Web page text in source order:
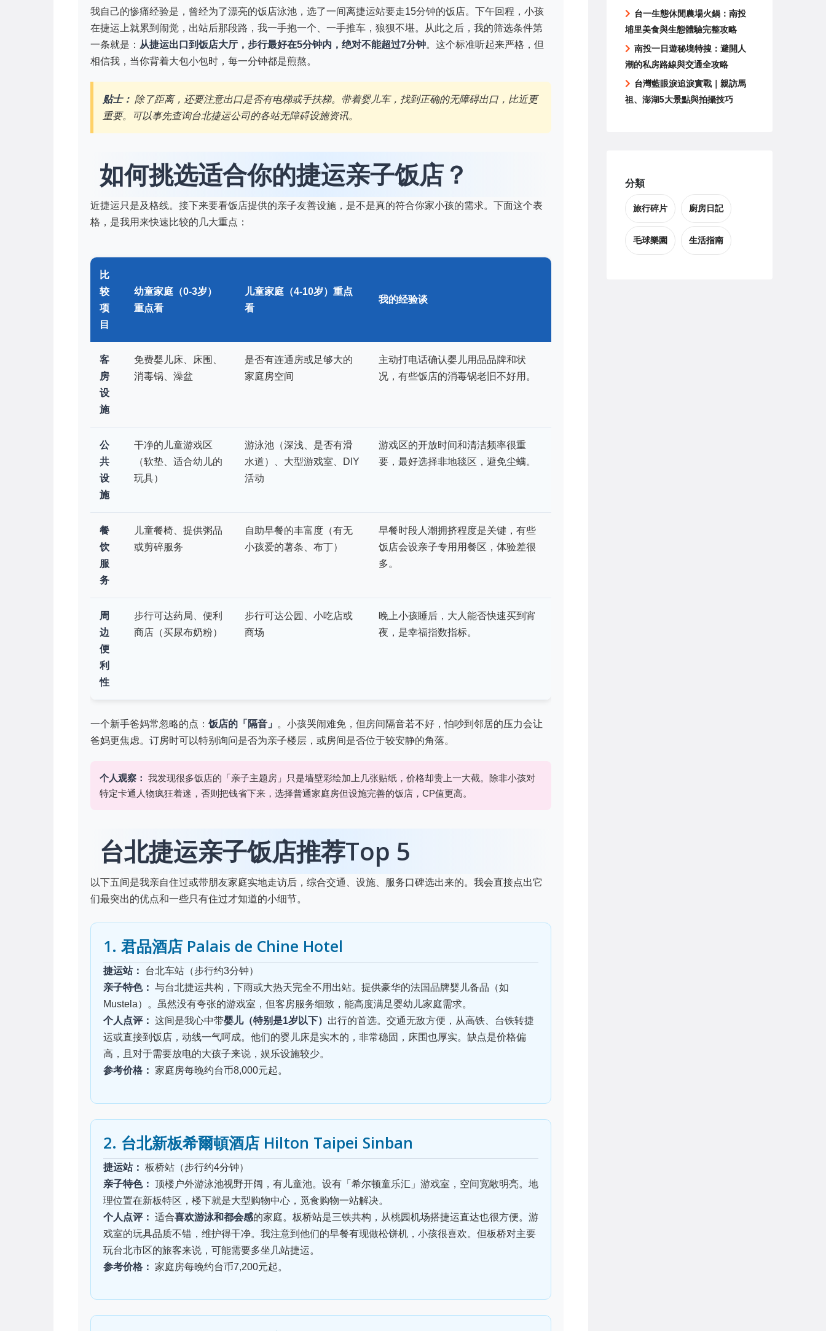
我自己的惨痛经验是，曾经为了漂亮的饭店泳池，选了一间离捷运站要走15分钟的饭店。下午回程，小孩
在捷运上就累到闹觉，出站后那段路，我一手抱一个、一手推车，狼狈不堪。从此之后，我的筛选条件第
一条就是： 从捷运出口到饭店大厅，步行最好在5分钟内，绝对不能超过7分钟。这个标准听起来严格，但
相信我，当你背着大包小包时，每一分钟都是煎熬。
贴士： 除了距离，还要注意出口是否有电梯或手扶梯。带着婴儿车，找到正确的无障碍出口，比近更
重要。可以事先查询台北捷运公司的各站无障碍设施资讯。
如何挑选适合你的捷运亲子饭店？
近捷运只是及格线。接下来要看饭店提供的亲子友善设施，是不是真的符合你家小孩的需求。下面这个表
格，是我用来快速比较的几大重点：
比
较
项
目
幼童家庭（0-3岁）
重点看
儿童家庭（4-10岁）重点
看
我的经验谈
客
房
设
施
免费婴儿床、床围、
消毒锅、澡盆
是否有连通房或足够大的
家庭房空间
主动打电话确认婴儿用品品牌和状
况，有些饭店的消毒锅老旧不好用。
公
共
设
施
干净的儿童游戏区
（软垫、适合幼儿的
玩具）
游泳池（深浅、是否有滑
水道）、大型游戏室、DIY
活动
游戏区的开放时间和清洁频率很重
要，最好选择非地毯区，避免尘螨。
餐
饮
服
务
儿童餐椅、提供粥品
或剪碎服务
自助早餐的丰富度（有无
小孩爱的薯条、布丁）
早餐时段人潮拥挤程度是关键，有些
饭店会设亲子专用用餐区，体验差很
多。
周
边
便
利
性
步行可达药局、便利
商店（买尿布奶粉）
步行可达公园、小吃店或
商场
晚上小孩睡后，大人能否快速买到宵
夜，是幸福指数指标。
一个新手爸妈常忽略的点： 饭店的「隔音」
。小孩哭闹难免，但房间隔音若不好，怕吵到邻居的压力会让
爸妈更焦虑。订房时可以特别询问是否为亲子楼层，或房间是否位于较安静的角落。
个人观察： 我发现很多饭店的「亲子主题房」只是墙壁彩绘加上几张贴纸，价格却贵上一大截。除非小孩对
特定卡通人物疯狂着迷，否则把钱省下来，选择普通家庭房但设施完善的饭店，CP值更高。
台北捷运亲子饭店推荐Top 5
以下五间是我亲自住过或带朋友家庭实地走访后，综合交通、设施、服务口碑选出来的。我会直接点出它
们最突出的优点和一些只有住过才知道的小细节。
1. 君品酒店 Palais de Chine Hotel
捷运站：
台北车站（步行约3分钟）
亲子特色： 与台北捷运共构，下雨或大热天完全不用出站。提供豪华的法国品牌婴儿备品（如
Mustela）。虽然没有夸张的游戏室，但客房服务细致，能高度满足婴幼儿家庭需求。
个人点评： 这间是我心中带婴儿（特别是1岁以下） 出行的首选。交通无敌方便，从高铁、台铁转捷
运或直接到饭店，动线一气呵成。他们的婴儿床是实木的，非常稳固，床围也厚实。缺点是价格偏
高，且对于需要放电的大孩子来说，娱乐设施较少。
参考价格： 家庭房每晚约台币8,000元起。
2. 台北新板希爾頓酒店 Hilton Taipei Sinban
捷运站： 板桥站（步行约4分钟）
亲子特色： 顶楼户外游泳池视野开阔，有儿童池。设有「希尔顿童乐汇」游戏室，空间宽敞明亮。地
理位置在新板特区，楼下就是大型购物中心，觅食购物一站解决。
个人点评： 适合喜欢游泳和都会感的家庭。板桥站是三铁共构，从桃园机场搭捷运直达也很方便。游
戏室的玩具品质不错，维护得干净。我注意到他们的早餐有现做松饼机，小孩很喜欢。但板桥对主要
玩台北市区的旅客来说，可能需要多坐几站捷运。
参考价格： 家庭房每晚约台币7,200元起。
台一生態休閒農場火鍋：南投
埔里美食與生態體驗完整攻略
南投一日遊秘境特搜：避開人
潮的私房路線與交通全攻略
台灣藍眼淚追淚實戰｜親訪馬
祖、澎湖5大景點與拍攝技巧
分類
旅行碎片 廚房日記
毛球樂園 生活指南